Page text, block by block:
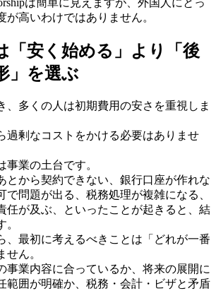
が高いわけではありません。
「安く始める」より「後
」を選ぶ
、多くの人は初期費用の安さを重視しま
過剰なコストをかける必要はありませ
事業の土台です。
とから契約できない、銀行口座が作れな
で問題が出る、税務処理が複雑になる、
任が及ぶ、といったことが起きると、結
、最初に考えるべきことは「どれが一番
せん。
事業内容に合っているか、将来の展開に
範囲が明確か、税務・会計・ビザと矛盾